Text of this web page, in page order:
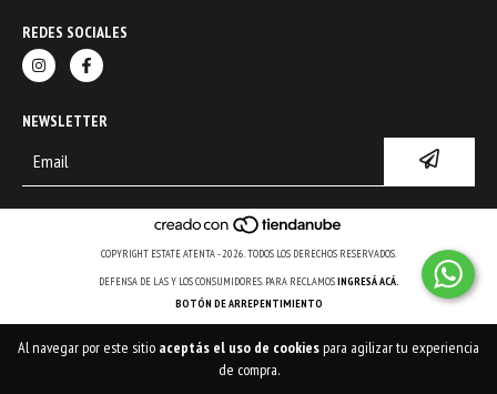
Al navegar por este sitio aceptás el uso de cookiespara agilizar tu experiencia
de compra.
REDES SOCIALES
NEWSLETTER
COPYRIGHT ESTATE ATENTA - 2026. TODOS LOS DERECHOS RESERVADOS.
DEFENSA DE LAS Y LOS CONSUMIDORES. PARA RECLAMOSINGRESÁ ACÁ.
BOTÓN DE ARREPENTIMIENTO